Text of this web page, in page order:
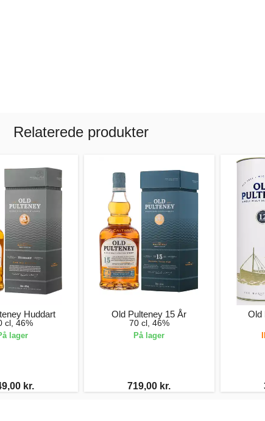
Relaterede produkter
Huddart
cl, 46%
lager
kr.
Old Pulteney 15 År
70 cl, 46%
På lager
719,00 kr.
Old